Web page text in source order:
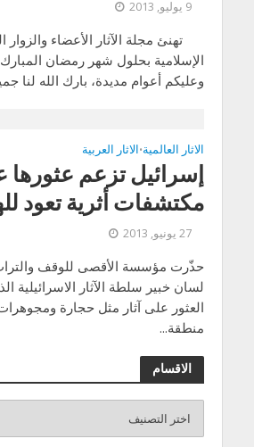
9 يوليو, 2013
تهنئ مجلة الآثار الأعضاء والزوار
الإسلامية بحلول شهر رمضان المبارك
وعليكم أعوام مديدة، بارك الله لنا
الاثار العالمية•الاثار العربية
إسرائيل تزعم عثورها
مكتشفات أثرية تعود
27 يونيو, 2013
حذّرت مؤسسة الأقصى للوقف
لسان خبير سلطة الآثار الاسرائيلية
العثور على آثار مثل حجارة
منطقة...
الاقسام